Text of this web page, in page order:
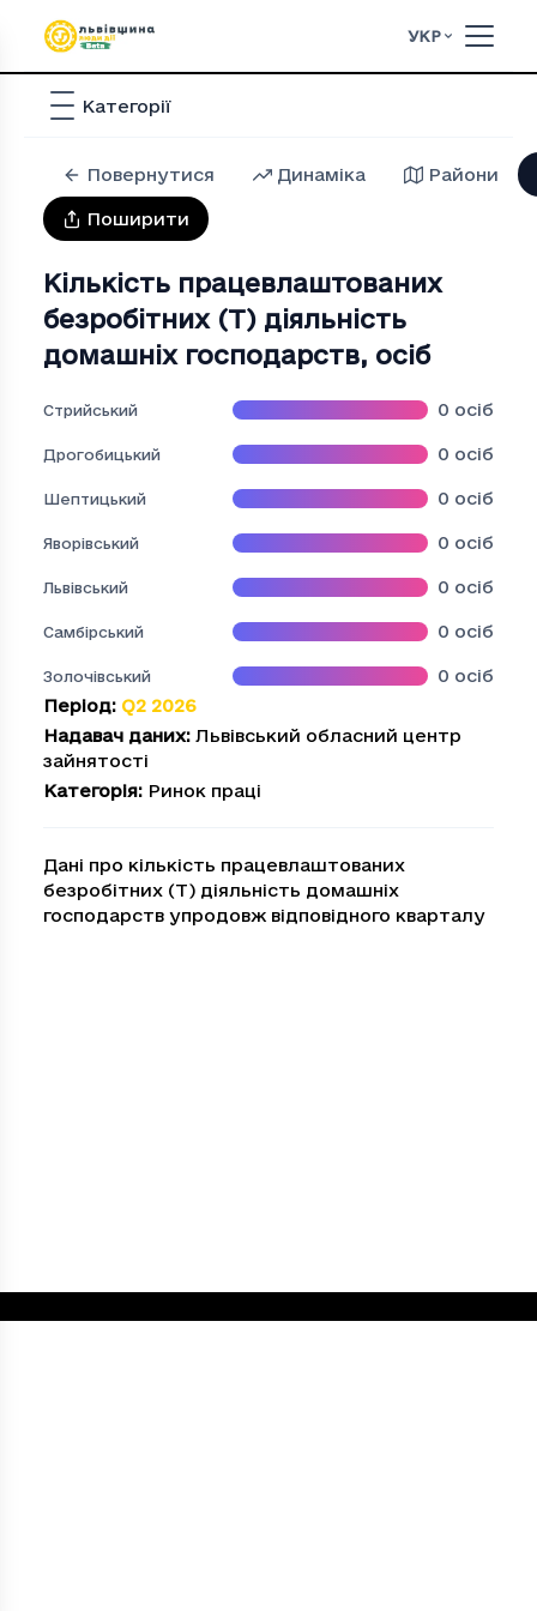
УКР
Категорії
Повернутися Динаміка Райони
Поширити
Кількість працевлаштованих
безробітних (T) діяльність
домашніх господарств, осіб
Стрийський 0 осіб
Дрогобицький 0 осіб
Шептицький 0 осіб
Яворівський 0 осіб
Львівський 0 осіб
Самбірський 0 осіб
Золочівський 0 осіб
Період: Q2 2026
Надавач даних: Львівський обласний центр
зайнятості
Категорія: Ринок праці
Дані про кількість працевлаштованих
безробітних (T) діяльність домашніх
господарств упродовж відповідного кварталу